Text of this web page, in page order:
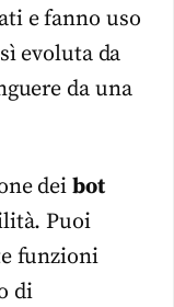
e fanno uso
evoluta da
da una
dei bot
Puoi
funzioni
di